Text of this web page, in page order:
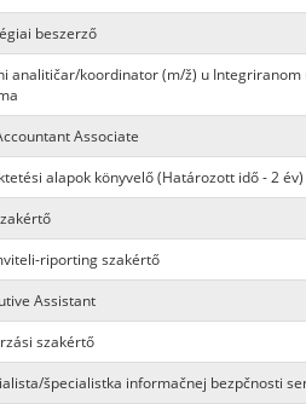
beszerző
analitičar/koordinator (m/ž) u Integriranom
Associate
alapok könyvelő (Határozott idő - 2 év)
riporting szakértő
Assistant
szakértő
špecialistka informačnej bezpčnosti